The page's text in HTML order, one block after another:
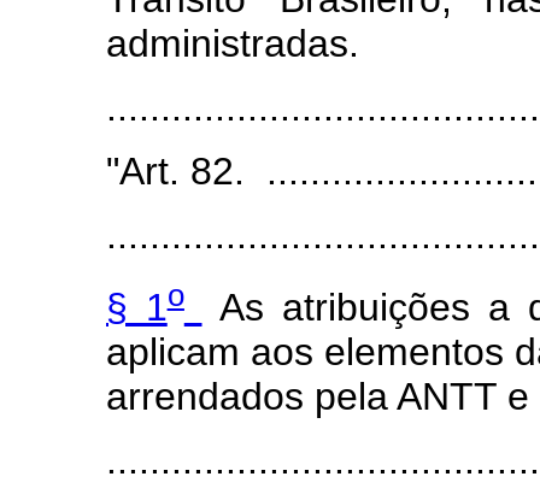
administradas.
"Art. 82.
§ 1o
As atribuições
aplicam aos elementos
arrendados pela ANTT